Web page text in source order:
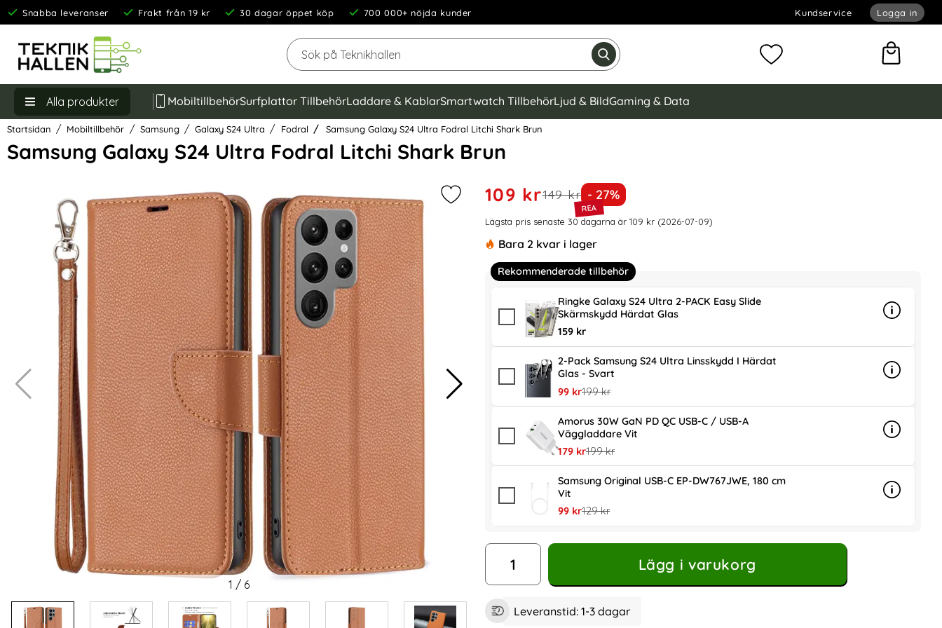
Snabba leveranser Frakt från 19 kr 30 dagar öppet köp 700 000+ nöjda kunder Kundservice Logga in
Sök
Genomför sökning Mina favoriter
Alla produkter MobiltillbehörSurfplattor TillbehörLaddare & KablarSmartwatch TillbehörLjud & BildGaming & Data
Startsidan Mobiltillbehör Samsung Galaxy S24 Ultra Fodral Samsung Galaxy S24 Ultra Fodral Litchi Shark Brun
Samsung Galaxy S24 Ultra Fodral Litchi Shark Brun
Hoppa
över
Markera samsung Galaxy S24 Ultra Fodral Litchi Shark Brun som favorit
1 / 6
Handla denna produkt Samsung Galaxy S24 Ultra Fodral Litchi Shark Brun
rea pris
109 krtidigare pris
149 kr Priset är nedsatt med
- 27%
Prishistorik
Lägsta pris senaste 30 dagarna är 109 kr (2026-07-09)
Bara 2 kvar i lager
Rekommenderade tillbehör
Ringke Galaxy S24 Ultra 2-PACK Easy Slide
Skärmskydd Härdat Glas
159 kr
Info
mer info
2-Pack Samsung S24 Ultra Linsskydd I Härdat
Glas - Svart
rea pris
99 krtidigare pris
199 kr
Info
mer info
Amorus 30W GaN PD QC USB-C / USB-A
Väggladdare Vit
rea pris
179 krtidigare pris
199 kr
Info
mer info
Samsung Original USB-C EP-DW767JWE, 180 cm
Vit
rea pris
99 krtidigare pris
129 kr
Info
mer info
antal
Lägg i varukorg
Leveranstid: 1-3 dagar